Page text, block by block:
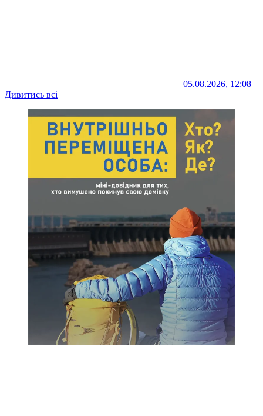
05.08.2026, 12:08
Дивитись всі